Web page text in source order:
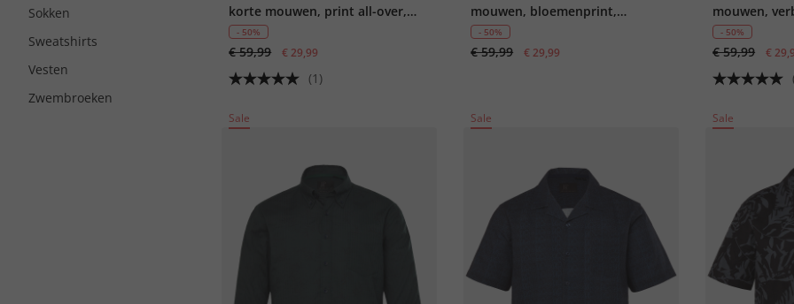
Sokken
Sweatshirts
Vesten
Zwembroeken
korte mouwen, print all-over,
Cubaanse kraag, tot 8XL
- 50%
€ 59,99 € 29,99
(1)
mouwen, bloemenprint,
Cubaanse kraag, Cubaanse fit,
tot 8XL
- 50%
€ 59,99 € 29,99
mouwen,
tot 8XL
- 50%
€ 59,99 €
Sale Sale Sale